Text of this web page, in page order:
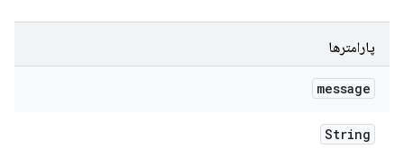
پارامترها
message
String